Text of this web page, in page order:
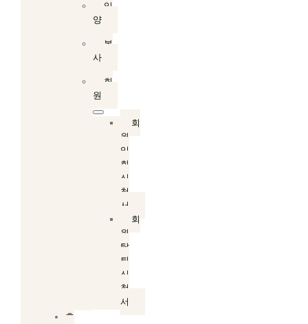
입
양
봉
사
회
원
회
원
입
회
신
청
서
회
원
탈
퇴
신
청
서
후